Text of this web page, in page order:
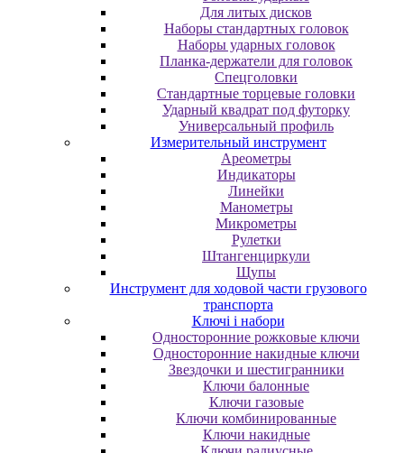
Для литых дисков
Наборы стандартных головок
Наборы ударных головок
Планка-держатели для головок
Спецголовки
Стандартные торцевые головки
Ударный квадрат под футорку
Универсальный профиль
Измерительный инструмент
Ареометры
Индикаторы
Линейки
Манометры
Микрометры
Рулетки
Штангенциркули
Щупы
Инструмент для ходовой части грузового
транспорта
Ключі і набори
Oднocтopoнниe poжкoвыe ключи
Oднocтopoнниe нaкидныe ключи
Звездочки и шестигранники
Ключи балонные
Ключи газовые
Ключи комбинированные
Ключи накидные